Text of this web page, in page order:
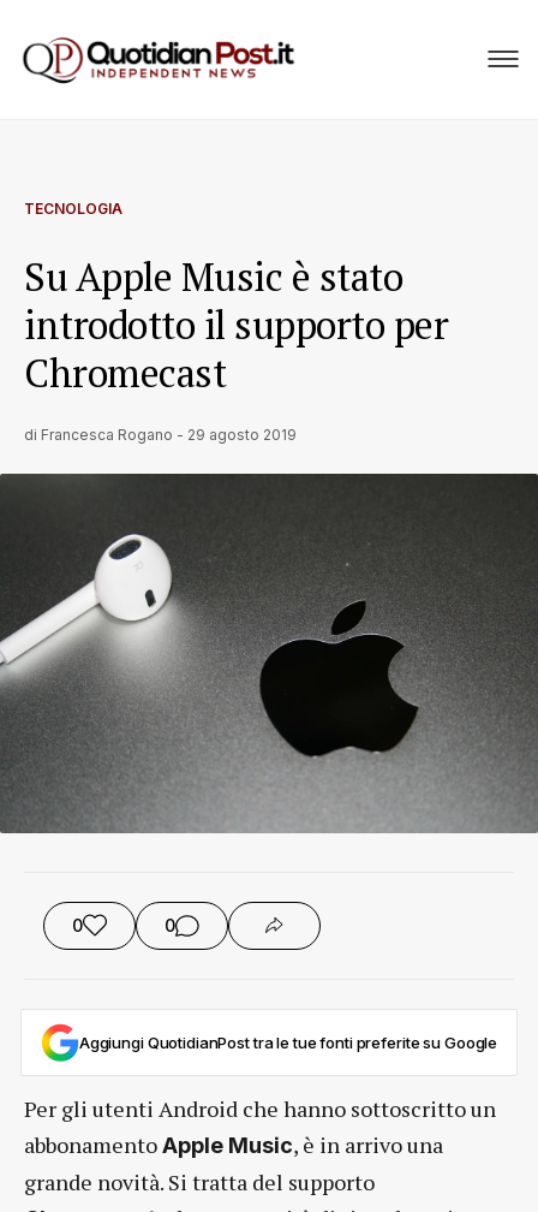
TECNOLOGIA
Su Apple Music è stato
introdotto il supporto per
Chromecast
di Francesca Rogano - 29 agosto 2019
0 0
Aggiungi QuotidianPost tra le tue fonti preferite su Google
Per gli utenti Android che hanno sottoscritto un
abbonamentoApple Music, è in arrivo una
grande novità. Si tratta del supporto